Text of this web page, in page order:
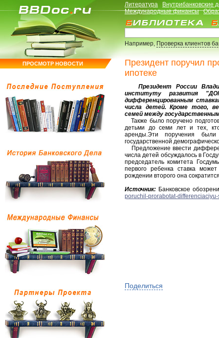
ПРОСМОТР НОВОСТИ
Литература
Внутрибанковские
Международные финансы
Например,Проверка клиентов
Президент поручил
ипотеке
Президент России
институту развития
дифференцированным
числа детей. Кроме того,
семей между
Также было поручено
детьми до семи лет и тех,
аренды.Эти поручения
государственной
Предложение ввести
числа детей обсуждалось в
председатель комитета
первого ребенка ставка
рождении второго она
Источник: Банковское
poruchil-prorabotat-
Поделиться